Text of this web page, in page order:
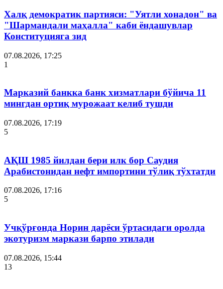
Халқ демократик партияси: "Уятли хонадон" ва
"Шармандали маҳалла" каби ёндашувлар
Конституцияга зид
07.08.2026, 17:25
1
Марказий банкка банк хизматлари бўйича 11
мингдан ортиқ мурожаат келиб тушди
07.08.2026, 17:19
5
АҚШ 1985 йилдан бери илк бор Саудия
Арабистонидан нефт импортини тўлиқ тўхтатди
07.08.2026, 17:16
5
Учқўрғонда Норин дарёси ўртасидаги оролда
экотуризм маркази барпо этилади
07.08.2026, 15:44
13